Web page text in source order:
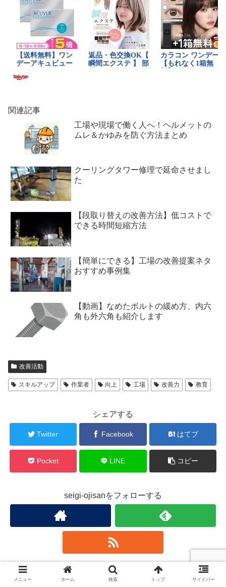
関連記事
工場や現場で働く人へ！ヘルメットの
ムレ＆かゆみを防ぐ方法まとめ
クーリングタワー修理で延命させまし
た
【段取り替えの改善方法】低コストで
できる時間短縮方法
【簡単にできる】工場の改善提案ネタ
おすすめ事例集
【動画】なめたボルトの緩め方、内六
角も外六角も紹介します
改善活動
スキルアップ 作業者 向上 工場 改善力 教育
シェアする
Twitter Facebook はてブ
Pocket LINE コピー
seigi-ojisanをフォローする
seigi-ojisan
メニュー ホーム 検索 トップ サイドバー